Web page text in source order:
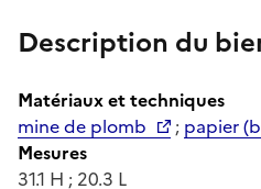
Description du
Matériaux et techniques
mine de plomb
; papier
Mesures
31.1 H ; 20.3 L